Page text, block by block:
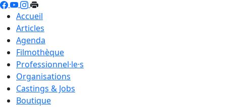
Accueil
Articles
Agenda
Filmothèque
Professionnel·le·s
Organisations
Castings & Jobs
Boutique